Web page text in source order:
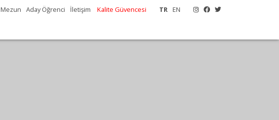
TR EN
Mezun Aday Öğrenci İletişim Kalite Güvencesi